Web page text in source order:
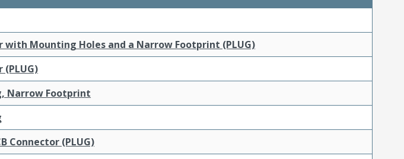
Mounting Holes and a Narrow Footprint (PLUG)
Narrow Footprint
Connector (PLUG)